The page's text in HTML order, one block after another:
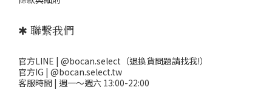
✱ 聯繫我們
官方LINE | @bocan.select（退換貨問題請找我!）
官方IG | @bocan.select.tw
客服時間 | 週一～週六 13:00-22:00